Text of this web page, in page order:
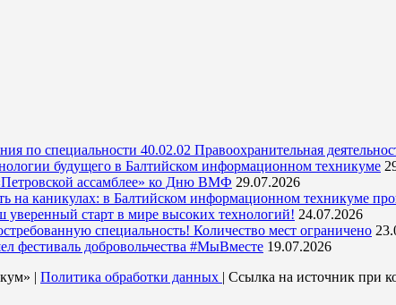
по специальности 40.02.02 Правоохранительная
будущего в Балтийском информационном техникуме
ассамблее» ко Дню ВМФ 29.07.2026
на каникулах: в Балтийском информационном техникуме
старт в мире высоких технологий! 24.07.2026
специальность! Количество мест ограничено
фестиваль добровольчества #МыВместе 19.07.2026
| Политика обработки данных | Ссылка на источник при